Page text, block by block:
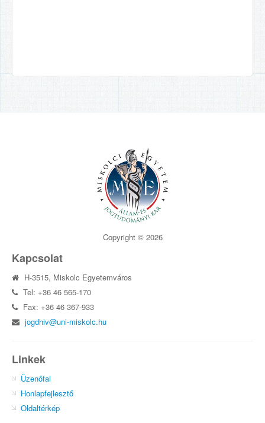
Copyright © 2026
Kapcsolat
H-3515, Miskolc Egyetemváros
Tel: +36 46 565-170
Fax: +36 46 367-933
jogdhiv@uni-miskolc.hu
Linkek
Üzenőfal
Honlapfejlesztő
Oldaltérkép